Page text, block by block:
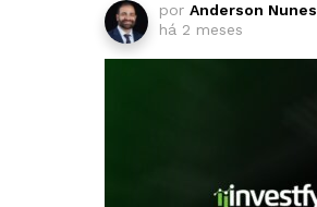
por Anderson Nunes
há 2 meses